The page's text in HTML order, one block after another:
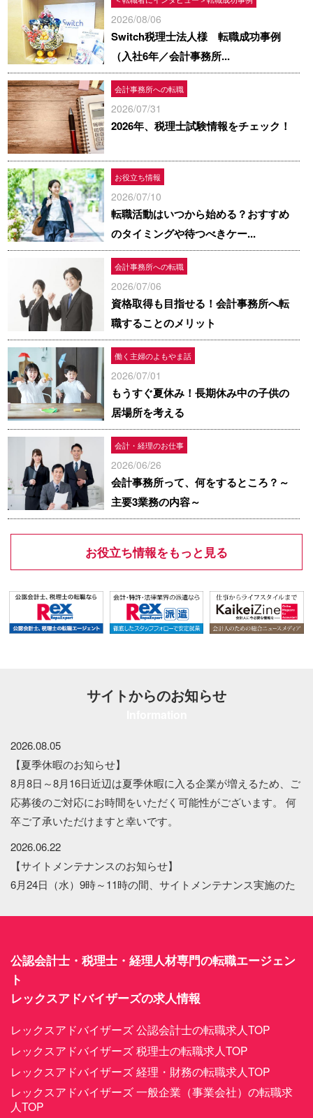
2026/08/06
Switch税理士法人様 転職成功事例
（入社6年／会計事務所...
会計事務所への転職
2026/07/31
2026年、税理士試験情報をチェック！
お役立ち情報
2026/07/10
転職活動はいつから始める？おすすめ
のタイミングや待つべきケー...
会計事務所への転職
2026/07/06
資格取得も目指せる！会計事務所へ転
職することのメリット
働く主婦のよもやま話
2026/07/01
もうすぐ夏休み！長期休み中の子供の
居場所を考える
会計・経理のお仕事
2026/06/26
会計事務所って、何をするところ？～
主要3業務の内容～
お役立ち情報をもっと見る
サイトからのお知らせ
2026.08.05
【夏季休暇のお知らせ】
8月8日～8月16日近辺は夏季休暇に入る企業が増えるため、ご
応募後のご対応にお時間をいただく可能性がございます。 何
卒ご了承いただけますと幸いです。
2026.06.22
【サイトメンテナンスのお知らせ】
6月24日（水）9時～11時の間、サイトメンテナンス実施のた
【年末年始休暇のお知らせ】
2025年12月26日～2026年1月4日まで、アカナビ事務局は年末
年始休暇をいただいております。
その間のお問い合わせは2026年1月5日以降、順次対応いたし
2024.04.22
4月27日～5月6日のゴールデンウイーク期間は、企業からの連
絡やアカナビへのお問い合わせの返信に、
公認会計士・税理士・経理人材専門の転職エージェン
ト
レックスアドバイザーズの求人情報
レックスアドバイザーズ 公認会計士の転職求人TOP
レックスアドバイザーズ 税理士の転職求人TOP
レックスアドバイザーズ 経理・財務の転職求人TOP
レックスアドバイザーズ 一般企業（事業会社）の転職求
人TOP